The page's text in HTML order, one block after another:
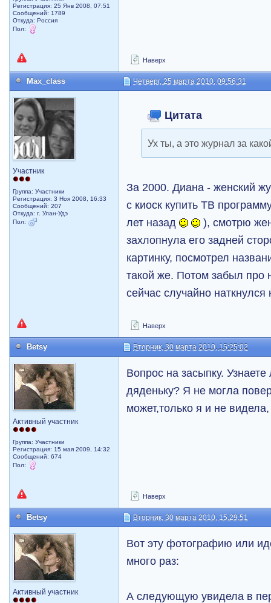
Регистрация: 25 Янв 2008, 07:51
Сообщений: 1789
Откуда: Россия
Пол:
Наверх
Max_class Четверг, 25 марта 2010, 09:56:31
Участник
Группа: Участники
Регистрация: 3 Ноя 2008, 16:33
Сообщений: 207
Откуда: г. Улан-Удэ
Пол:
Цитата
Ух ты, а это журнал за
За 2000. Диана - женский
с киоск купить ТВ
лет назад
), смотрю
захлопнула его задней
картинку, посмотрел
такой же. Потом забыл про
сейчас случайно
Наверх
Betsy Вторник, 30 марта 2010, 15:25:02
Активный участник
Группа: Участники
Регистрация: 15 мая 2009, 14:32
Сообщений: 674
Пол:
Вопрос на засыпку.
дяденьку? Я не могла
может,только я и не
Наверх
Betsy Вторник, 30 марта 2010, 15:29:51
Активный участник
Вот эту фотографию или
много раз:
А следующую увидела в